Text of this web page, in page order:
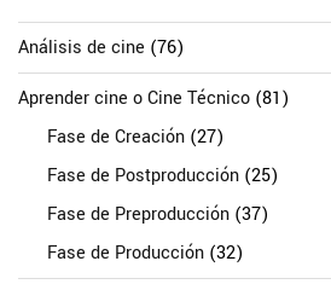
Análisis de cine (76)
Aprender cine o Cine Técnico (81)
Fase de Creación (27)
Fase de Postproducción (25)
Fase de Preproducción (37)
Fase de Producción (32)